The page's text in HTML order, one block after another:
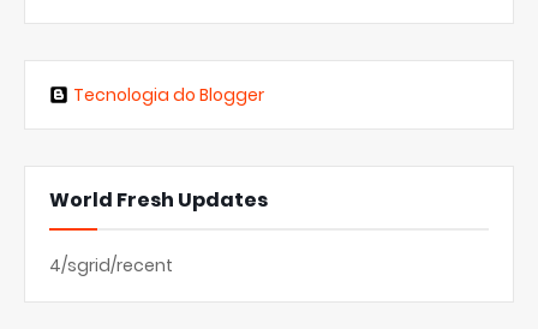
Tecnologia do Blogger
World Fresh Updates
4/sgrid/recent